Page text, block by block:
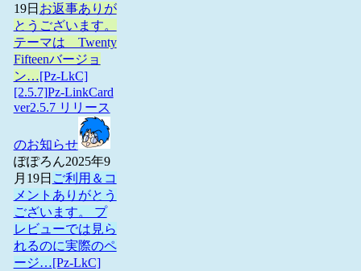
19日 お返事ありが
とうございます。
テーマは Twenty
Fifteenバージョ
ン…[Pz-LkC]
[2.5.7]Pz-LinkCard
ver2.5.7 リリース
のお知らせ
ぽぽろん2025年9
月19日 ご利用＆コ
メントありがとう
ございます。 プ
レビューでは見ら
れるのに実際のペ
ージ…[Pz-LkC]